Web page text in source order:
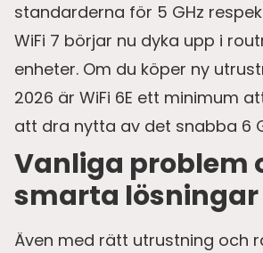
standarderna för 5 GHz
WiFi 7 börjar nu dyka upp i
enheter. Om du köper ny
2026 är WiFi 6E ett minimum
att dra nytta av det snabba 6
Vanliga problem
smarta lösningar
Även med rätt utrustning och